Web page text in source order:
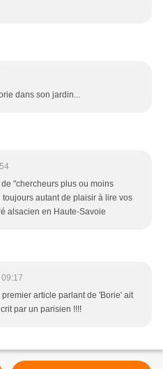
dans son jardin...
"chercheurs plus ou moins
toujours autant de plaisir à lire vos
alsacien en Haute-Savoie
premier article parlant de 'Borie' ait
par un parisien !!!!